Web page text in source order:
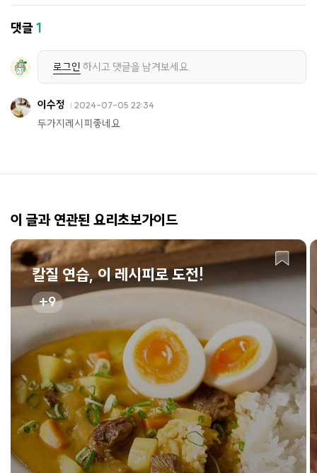
댓글1
로그인 하시고 댓글을 남겨보세요.
이수정 2024-07-05 22:34
두가지레시피좋네요
이 글과 연관된 요리초보가이드
칼질 연습, 이 레시피로 도전!
9